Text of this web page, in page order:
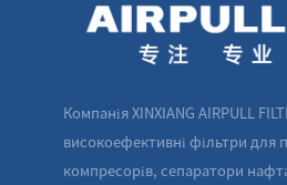
Компанія XINXIANG AIRPULL
високоефективні фільтри для
компресорів, сепаратори